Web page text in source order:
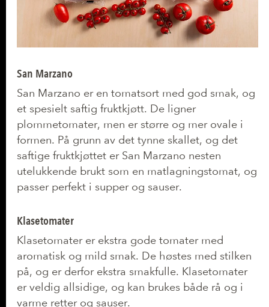
San Marzano
San Marzano er en tomatsort med god smak, og
et spesielt saftig fruktkjøtt. De ligner
plommetomater, men er større og mer ovale i
formen. På grunn av det tynne skallet, og det
saftige fruktkjøttet er San Marzano nesten
utelukkende brukt som en matlagningstomat, og
passer perfekt i supper og sauser.
Klasetomater
Klasetomater er ekstra gode tomater med
aromatisk og mild smak. De høstes med stilken
på, og er derfor ekstra smakfulle. Klasetomater
er veldig allsidige, og kan brukes både rå og i
varme retter og sauser.